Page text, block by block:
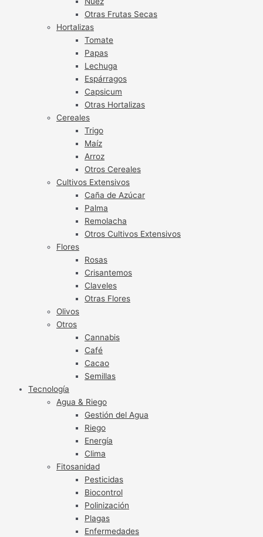
Otras Frutas Secas
Hortalizas
Tomate
Papas
Lechuga
Espárragos
Capsicum
Otras Hortalizas
Cereales
Trigo
Maíz
Arroz
Otros Cereales
Cultivos Extensivos
Caña de Azúcar
Palma
Remolacha
Otros Cultivos Extensivos
Flores
Rosas
Crisantemos
Claveles
Otras Flores
Olivos
Otros
Cannabis
Café
Cacao
Semillas
Tecnología
Agua & Riego
Gestión del Agua
Riego
Energía
Clima
Fitosanidad
Pesticidas
Biocontrol
Polinización
Plagas
Enfermedades